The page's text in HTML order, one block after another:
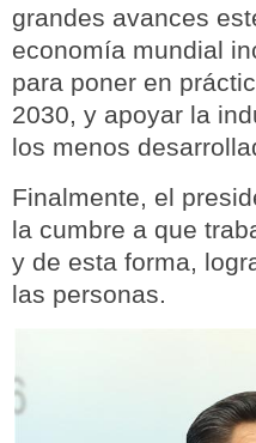
grandes avances
economía mundial
para poner en
2030, y apoyar la
los menos
Finalmente, el
la cumbre a que
y de esta forma,
las personas.